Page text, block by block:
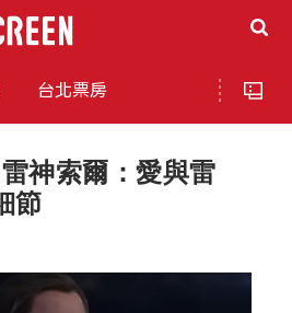
台北票房
神索爾：愛與雷
節